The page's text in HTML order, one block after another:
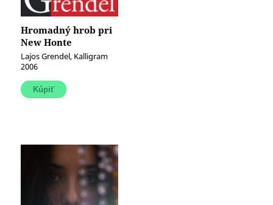
Hromadný hrob pri
New Honte
Lajos Grendel, Kalligram
2006